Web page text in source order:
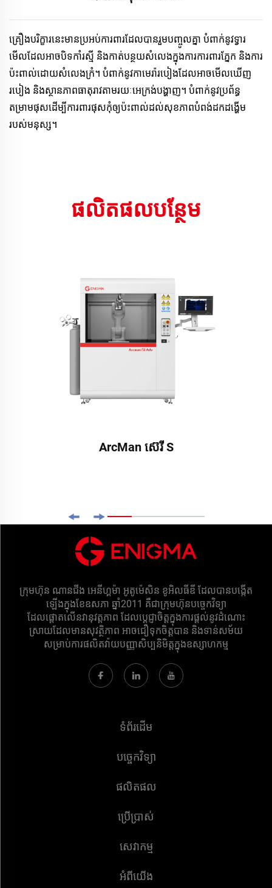
គ្រឿងបរិក្ខារនេះ​មាន​ប្រអប់ការពារ​ដែល​បាន​រួមបញ្ចូល​គ្នា បំពាក់​នូវ​ទ្វារ​
មើល​ដែល​អាច​បិទ​កាំរស្មី និង​កាត់​បន្ថយ​សំលេង​ក្នុង​ការ​ការពារ​ភ្នែក និង​ការ​
ប៉ះ​ពាល់​ដោយ​សំលេង​ក្រំ។ បំពាក់​នូវ​កាមេរ៉ា​របៀង​ដែល​អាច​មើល​ឃើញ​
របៀង និង​ស្ថានភាព​ធាតុ​រាវ​តាម​រយៈ​អេក្រង់​បង្ហាញ។ បំពាក់​នូវ​ប្រព័ន្ធ​
តម្រាម​ផុស​ដើម្បី​ការពារ​ផុស​កុំ​ឲ្យ​ប៉ះ​ពាល់​ដល់​សុខភាព​បំពង់​ដក​ដង្ហើម​
របស់​មនុស្ស​។
ផលិតផល​បន្ថែម
ArcMan ស៊េរី S
ក្រុមហ៊ុន ណានជីង អេនីហ្គម៉ា អូតូម៉េសិន ខូអិលធីឌី ដែលបានបង្កើត
ឡើងក្នុងខែឧសភា ឆ្នាំ2011 គឺជាក្រុមហ៊ុនបច្ចេកវិទ្យា
ដែលផ្តោតលើនវានុវត្តភាព ដែលប្តេជ្ញាចិត្តក្នុងការផ្តល់នូវដំណោះ
ស្រាយដែលមានសុវត្ថិភាព អាចជឿទុកចិត្តបាន និងទាន់សម័យ
សម្រាប់ការផលិតវ៉ាយបញ្ញាសិប្បនិមិត្តក្នុងឧស្សាហកម្ម
ទំព័រដើម
បច្ចេកវិទ្យា
ផលិតផល
ប្រើប្រាស់
សេវាកម្ម
អំពីយើង